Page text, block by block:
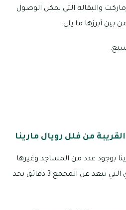
والبقالة التي يمكن الوصول
من فلل رويال مارينا
بوجود عدد من المساجد وغيرها
من بعض دور العبادة الأخري التي تبعد عن المجمع 3 دقائق بحد